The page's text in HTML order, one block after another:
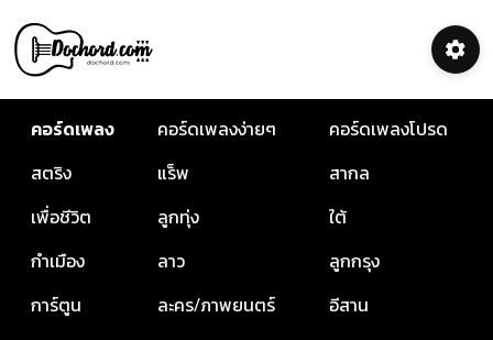
คอร์ดเพลง คอร์ดเพลงง่ายๆ
คอร์ดเพลงโปรด
สตริง
แร็พ
สากล
เพื่อชีวิต
ลูกทุ่ง
ใต้
กำเมือง
ลาว
ลูกกรุง
การ์ตูน
ละคร/ภาพยนตร์ อีสาน